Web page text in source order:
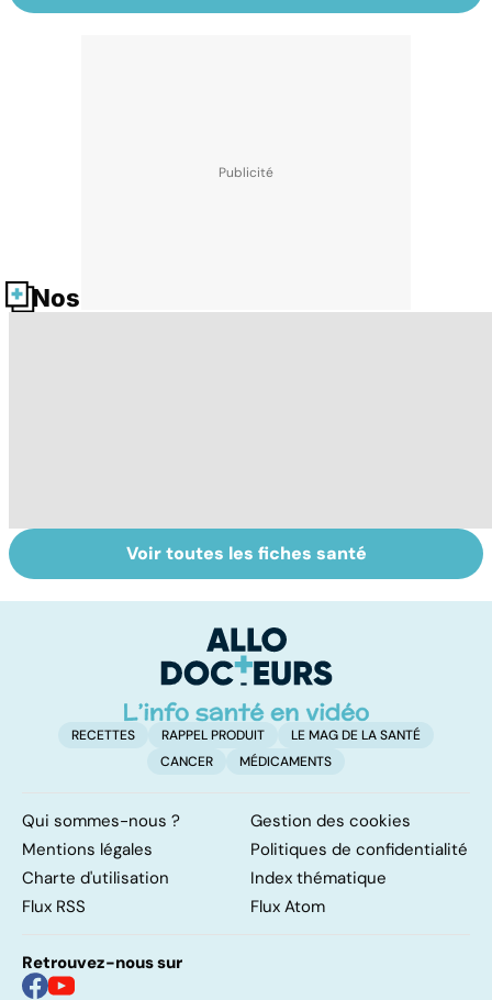
Nos fiches santé
Tout savoir sur
les infections
Inflammation des
amygdales : que
d'angine ?
Voir toutes les fiches santé
RECETTES RAPPEL PRODUIT
LE MAG DE LA SANTÉ
CANCER
MÉDICAMENTS
Qui sommes-nous ?
Gestion des cookies
Mentions légales
Politiques de confidentialité
Charte d'utilisation
Index thématique
Flux RSS
Flux Atom
Retrouvez-nous sur